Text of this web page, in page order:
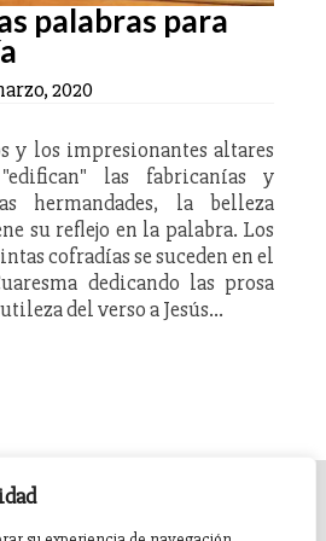
palabras para
2020
y los impresionantes altares
las fabricanías y
hermandades, la belleza
su reflejo en la palabra. Los
cofradías se suceden en el
dedicando las prosa
del verso a Jesús…
DE PASIÓN